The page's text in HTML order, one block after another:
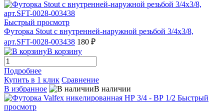
Быстрый просмотр
Футорка Stout с внутренней-наружной резьбой 3/4x3/8,
арт.SFT-0028-003438 180 ₽
В корзину
Подробнее
Купить в 1 клик Сравнение
В избранное
В наличии
Быстрый
просмотр